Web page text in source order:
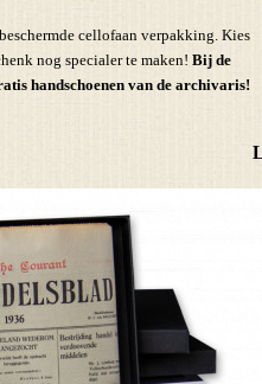
cellofaan verpakking. Kies
nog specialer te maken! Bij de
handschoenen van de archivaris!